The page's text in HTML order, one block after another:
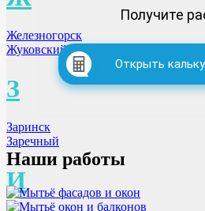
Железногорск
Жуковский
З
Заринск
Заречный
И
Получите
Открыть
Наши работы